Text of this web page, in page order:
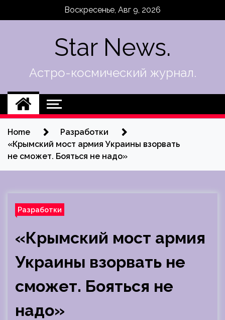
Воскресенье, Авг 9, 2026
Star News.
Астро-космический журнал.
Home
Разработки
«Крымский мост армия Украины взорвать
не сможет. Бояться не надо»
Разработки
«Крымский мост армия
Украины взорвать не
сможет. Бояться не
надо»